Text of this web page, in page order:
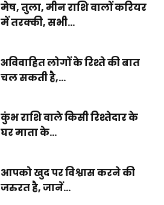
मेष, तुला, मीन राशि वालों करियर
में तरक्की, सभी...
अविवाहित लोगों के रिश्ते की बात
चल सकती है,...
कुंभ राशि वाले किसी रिश्तेदार के
घर माता के...
आपको खुद पर विश्वास करने की
जरुरत है, जानें...